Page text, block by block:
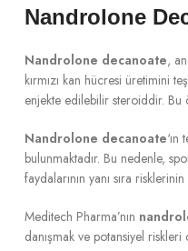
Nandrolone
Nandrolone decanoate,
kırmızı kan hücresi üretimini
enjekte edilebilir steroiddir. Bu
Nandrolone decanoate
bulunmaktadır. Bu nedenle,
faydalarının yanı sıra
Meditech Pharma’nın
danışmak ve potansiyel